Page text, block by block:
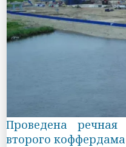
Проведена
второго